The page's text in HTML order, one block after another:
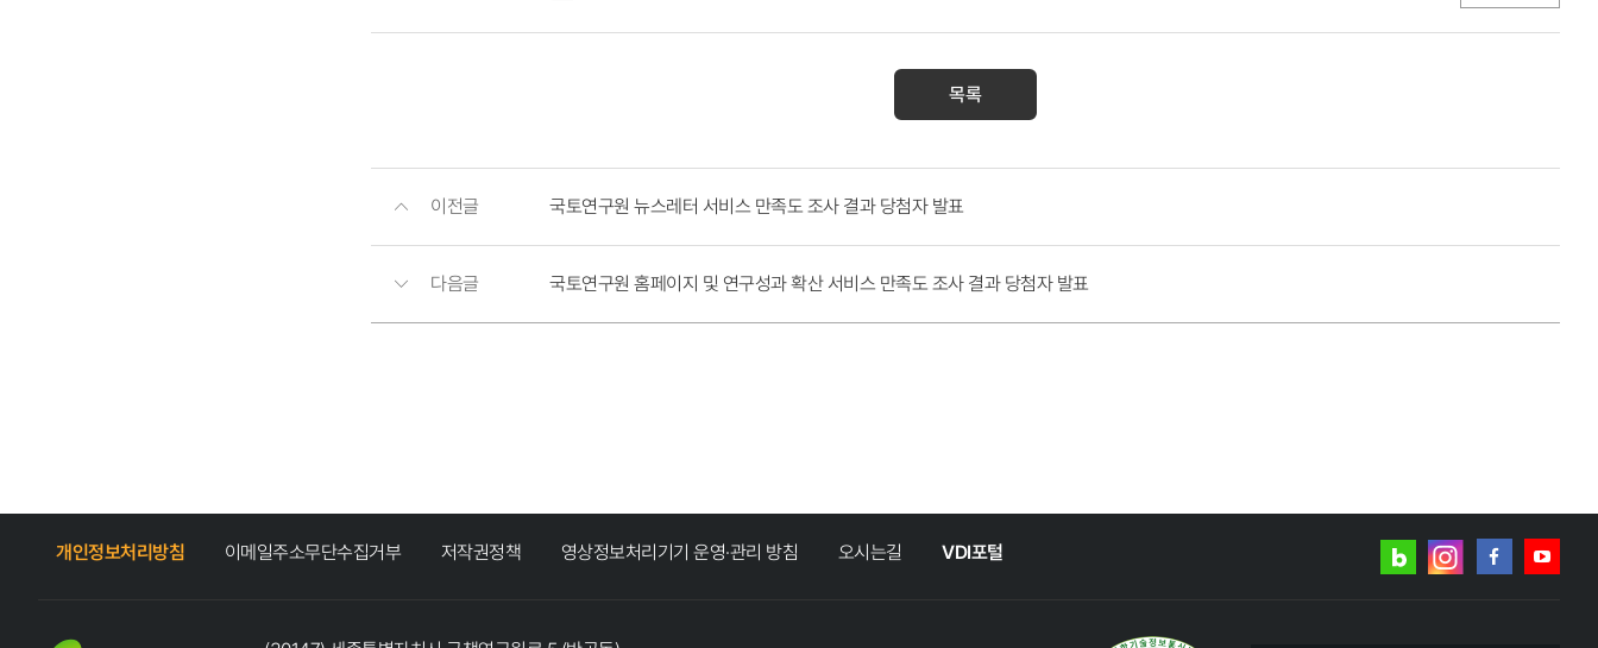
목록
이전글 국토연구원 뉴스레터 서비스 만족도 조사 결과 당첨자 발표
다음글 국토연구원 홈페이지 및 연구성과 확산 서비스 만족도 조사 결과 당첨자 발표
개인정보처리방침 이메일주소무단수집거부 저작권정책 영상정보처리기기 운영·관리 방침 오시는길 VDI포털
네이버
인스타그램